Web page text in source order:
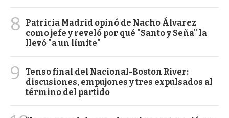
8
Patricia Madrid opinó de Nacho Álvarez
como jefe y reveló por qué "Santo y Seña" la
llevó "a un límite"
9
Tenso final del Nacional-Boston River:
discusiones, empujones y tres expulsados al
término del partido